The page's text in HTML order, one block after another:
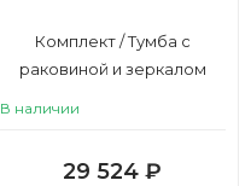
Комплект / Тумба с
раковиной и зеркалом
В наличии
29 524 ₽